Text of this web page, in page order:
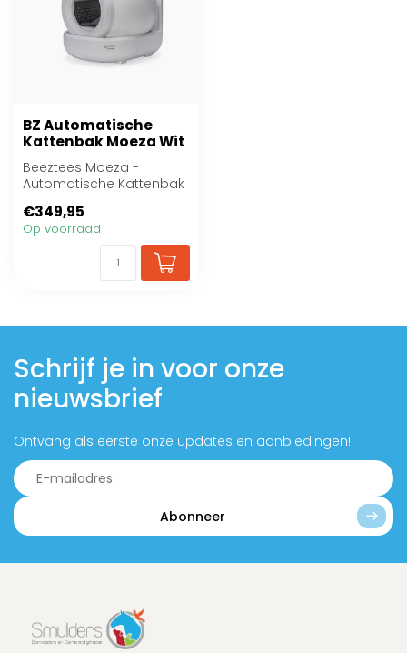
BZ Automatische
Kattenbak Moeza Wit
Beeztees Moeza -
Automatische Kattenbak
€349,95
Op voorraad
Schrijf je in voor onze
nieuwsbrief
Ontvang als eerste onze updates en aanbiedingen!
Abonneer